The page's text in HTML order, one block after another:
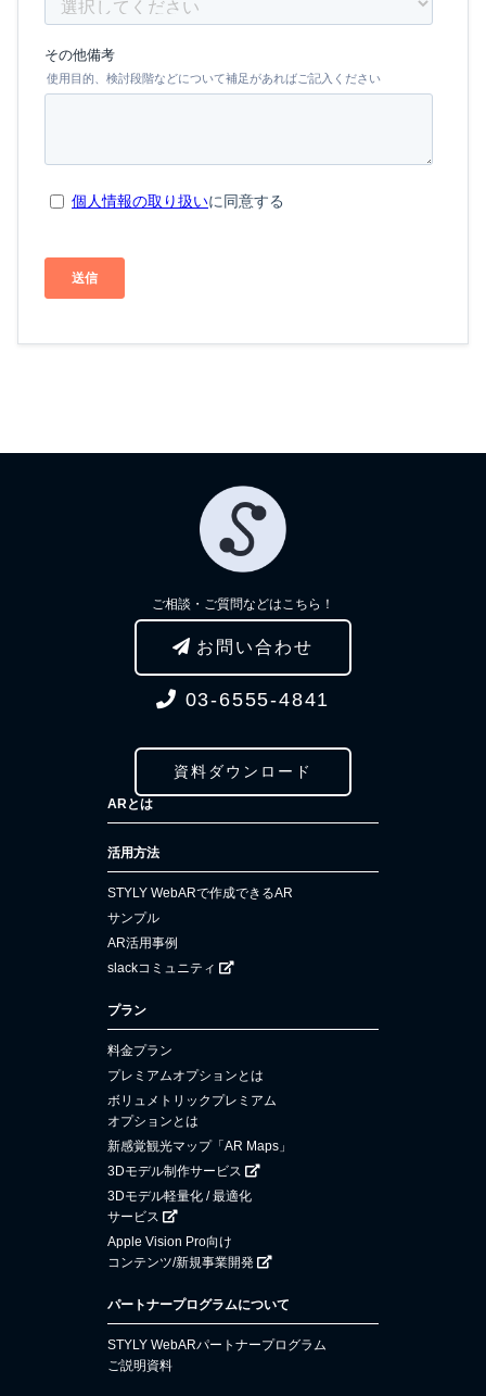
ご相談・ご質問などはこちら！
お問い合わせ
03-6555-4841
資料ダウンロード
ARとは
活用方法
STYLY WebARで作成できるAR
サンプル
AR活用事例
slackコミュニティ
プラン
料金プラン
プレミアムオプションとは
ボリュメトリックプレミアム
オプションとは
新感覚観光マップ「AR Maps」
3Dモデル制作サービス
3Dモデル軽量化 / 最適化
サービス
Apple Vision Pro向け
コンテンツ/新規事業開発
パートナープログラムについて
STYLY WebARパートナープログラム
ご説明資料